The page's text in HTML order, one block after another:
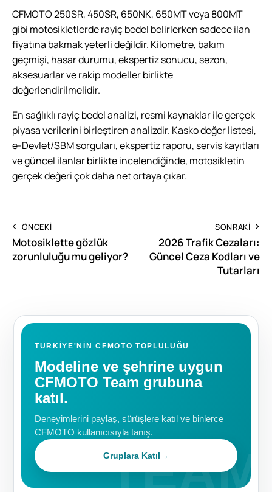
CFMOTO 250SR, 450SR, 650NK, 650MT veya 800MT
gibi motosikletlerde rayiç bedel belirlerken sadece ilan
fiyatına bakmak yeterli değildir. Kilometre, bakım
geçmişi, hasar durumu, ekspertiz sonucu, sezon,
aksesuarlar ve rakip modeller birlikte
değerlendirilmelidir.
En sağlıklı rayiç bedel analizi, resmi kaynaklar ile gerçek
piyasa verilerini birleştiren analizdir. Kasko değer listesi,
e-Devlet/SBM sorguları, ekspertiz raporu, servis kayıtları
ve güncel ilanlar birlikte incelendiğinde, motosikletin
gerçek değeri çok daha net ortaya çıkar.
ÖNCEKI
Motosiklette gözlük
zorunluluğu mu geliyor?
SONRAKI
2026 Trafik Cezaları:
Güncel Ceza Kodları ve
Tutarları
TÜRKIYE'NIN CFMOTO TOPLULUĞU
Modeline ve şehrine uygun
CFMOTO Team grubuna
katıl.
Deneyimlerini paylaş, sürüşlere katıl ve binlerce
CFMOTO kullanıcısıyla tanış.
Gruplara Katıl→